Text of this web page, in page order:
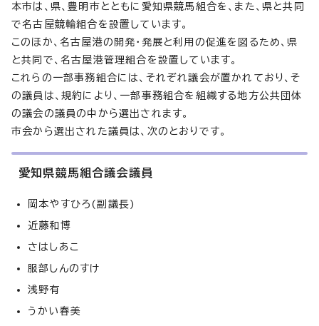
本市は、県、豊明市とともに愛知県競馬組合を、また、県と共同
で名古屋競輪組合を設置しています。
このほか、名古屋港の開発・発展と利用の促進を図るため、県
と共同で、名古屋港管理組合を設置しています。
これらの一部事務組合には、それぞれ議会が置かれており、そ
の議員は、規約により、一部事務組合を組織する地方公共団体
の議会の議員の中から選出されます。
市会から選出された議員は、次のとおりです。
愛知県競馬組合議会議員
岡本やすひろ(副議長)
近藤和博
さはしあこ
服部しんのすけ
浅野有
うかい春美